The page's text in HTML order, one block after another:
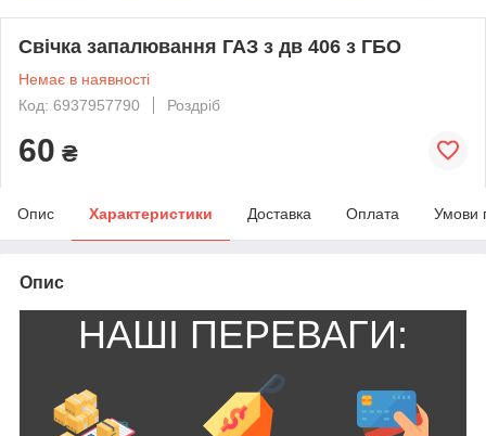
Свічка запалювання ГАЗ з дв 406 з ГБО
Немає в наявності
Код: 6937957790
Роздріб
60 ₴
Опис Характеристики Доставка Оплата Умови
Опис
НАШІ ПЕРЕВАГИ: